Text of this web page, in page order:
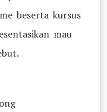
beserta kursus
mau